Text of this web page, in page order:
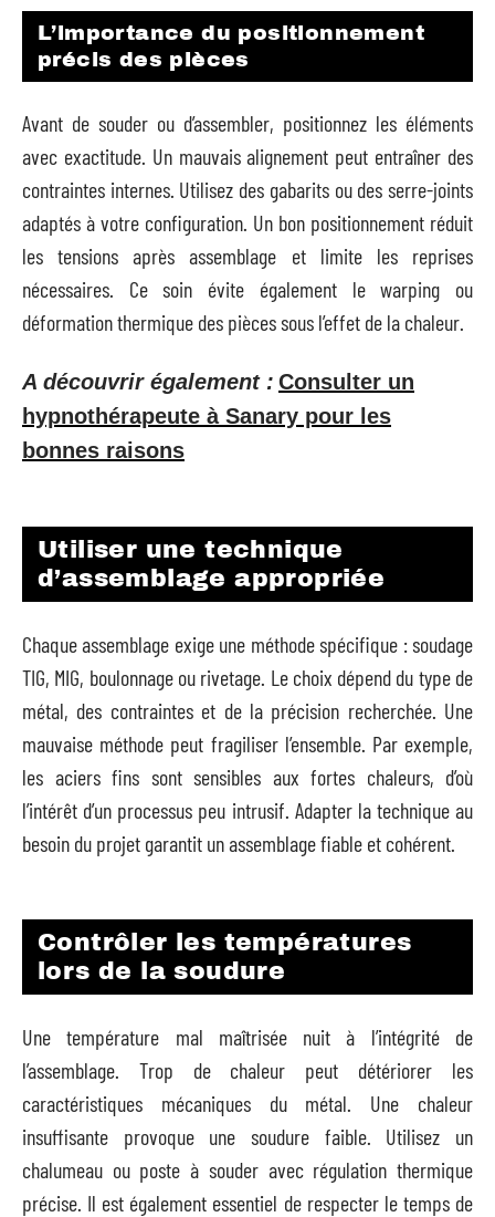
L’importance du positionnement
précis des pièces
Avant de souder ou d’assembler, positionnez les éléments
avec exactitude. Un mauvais alignement peut entraîner des
contraintes internes. Utilisez des gabarits ou des serre-joints
adaptés à votre configuration. Un bon positionnement réduit
les tensions après assemblage et limite les reprises
nécessaires. Ce soin évite également le warping ou
déformation thermique des pièces sous l’effet de la chaleur.
A découvrir également : Consulter un
hypnothérapeute à Sanary pour les
bonnes raisons
Utiliser une technique
d’assemblage appropriée
Chaque assemblage exige une méthode spécifique : soudage
TIG, MIG, boulonnage ou rivetage. Le choix dépend du type de
métal, des contraintes et de la précision recherchée. Une
mauvaise méthode peut fragiliser l’ensemble. Par exemple,
les aciers fins sont sensibles aux fortes chaleurs, d’où
l’intérêt d’un processus peu intrusif. Adapter la technique au
besoin du projet garantit un assemblage fiable et cohérent.
Contrôler les températures
lors de la soudure
Une température mal maîtrisée nuit à l’intégrité de
l’assemblage. Trop de chaleur peut détériorer les
caractéristiques mécaniques du métal. Une chaleur
insuffisante provoque une soudure faible. Utilisez un
chalumeau ou poste à souder avec régulation thermique
précise. Il est également essentiel de respecter le temps de